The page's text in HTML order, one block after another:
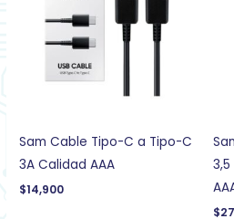
Sam Cable Tipo-C a Tipo-C
3A Calidad AAA
$14,900
$